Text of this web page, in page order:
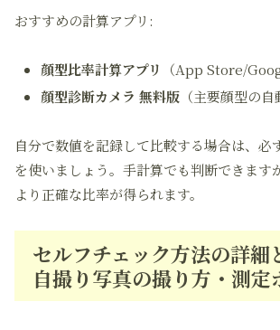
おすすめの計算アプリ:
顔型比率計算アプリ
（App Store/
顔型診断カメラ 無料版 （主要顔型の
自分で数値を記録して比較する場合は、必
を使いましょう。手計算でも判断できます
より正確な比率が得られます。
セルフチェック方法の詳細
自撮り写真の撮り方・測定